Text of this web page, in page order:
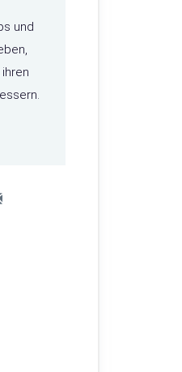
und